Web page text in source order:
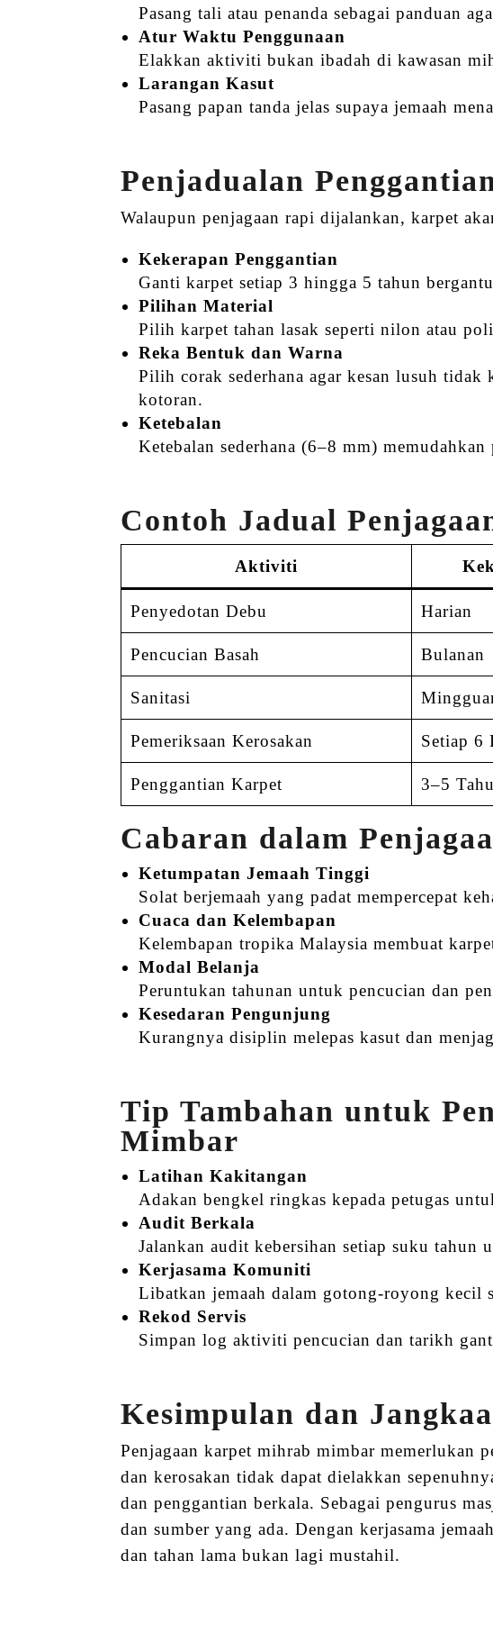
Pasang tali atau penanda sebagai panduan
Atur Waktu Penggunaan
Elakkan aktiviti bukan ibadah di kawasan
Larangan Kasut
Pasang papan tanda jelas supaya jemaah
Penjadualan
Walaupun penjagaan rapi dijalankan, karpet
Kekerapan Penggantian
Ganti karpet setiap 3 hingga 5 tahun
Pilihan Material
Pilih karpet tahan lasak seperti nilon atau
Reka Bentuk dan Warna
Pilih corak sederhana agar kesan lusuh tidak
kotoran.
Ketebalan
Ketebalan sederhana (6–8 mm)
Contoh Jadual
Aktiviti
Penyedotan Debu Harian
Pencucian Basah Bulanan
Sanitasi
Pemeriksaan Kerosakan Setiap 6
Penggantian Karpet 3–5
Cabaran dalam
Ketumpatan Jemaah Tinggi
Solat berjemaah yang padat mempercepat
Cuaca dan Kelembapan
Kelembapan tropika Malaysia membuat
Modal Belanja
Peruntukan tahunan untuk pencucian dan
Kesedaran Pengunjung
Kurangnya disiplin melepas kasut dan
Tip Tambahan untuk
Mimbar
Latihan Kakitangan
Adakan bengkel ringkas kepada petugas
Audit Berkala
Jalankan audit kebersihan setiap suku tahun
Kerjasama Komuniti
Libatkan jemaah dalam gotong-royong kecil
Rekod Servis
Simpan log aktiviti pencucian dan tarikh
Kesimpulan dan
Penjagaan karpet mihrab mimbar memerlukan
dan kerosakan tidak dapat dielakkan
dan penggantian berkala. Sebagai pengurus
dan sumber yang ada. Dengan kerjasama
dan tahan lama bukan lagi mustahil.